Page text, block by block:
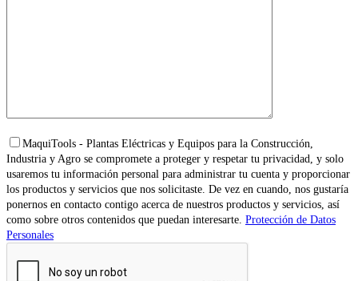
MaquiTools - Plantas Eléctricas y Equipos para la Construcción,
Industria y Agro se compromete a proteger y respetar tu privacidad, y solo
usaremos tu información personal para administrar tu cuenta y proporcionar
los productos y servicios que nos solicitaste. De vez en cuando, nos gustaría
ponernos en contacto contigo acerca de nuestros productos y servicios, así
como sobre otros contenidos que puedan interesarte. Protección de Datos
Personales